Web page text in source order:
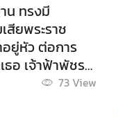
น ทรงมี
สียพระราช
อยู่หัว ต่อการ
ธอ เจ้าฟ้าพัชรกิ
งราชสาริณีสิริ
73View